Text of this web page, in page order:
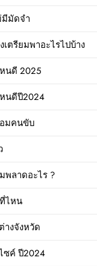
มีมัดจำ
เตรียมพาอะไรไปบ้าง
นดี 2025
นดีปี2024
มคนขับ
พลาดอะไร ?
ไหน
างจังหวัด
ซค์ ปี2024